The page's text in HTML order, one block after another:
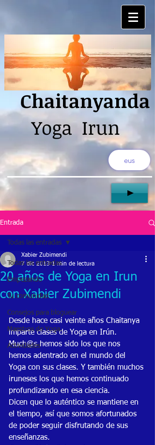
Chaitanyanda
Yoga Irun
eus
Entrada
Todas las entradas
Empezando
Tu comunidad
Consejos para bloguear
Maestros de Yoga.
Actividades
Todas las entradas
20 años de Yoga en Irun
con Xabier Zubimendi
Xabier Zubimendi
7 dic 2013 1 min de lectura
Desde hace casi veinte años Chaitanya
imparte clases de Yoga en Irún.
Much@s hemos sido los que nos
hemos adentrado en el mundo del
Yoga con sus clases. Y también muchos
iruneses los que hemos continuado
profundizando en esa ciencia.
Dicen que lo auténtico se mantiene en
el tiempo, así que somos afortunados
de poder seguir disfrutando de sus
enseñanzas.